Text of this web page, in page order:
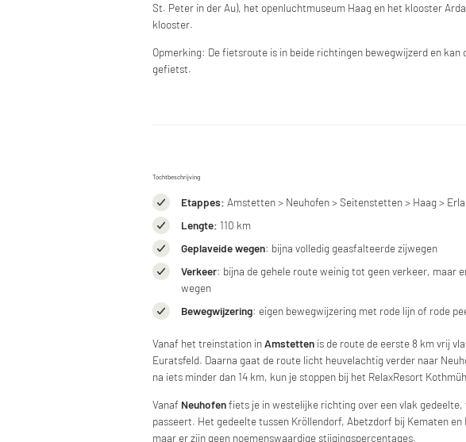
St. Peter in der Au), het openluchtmuseum Haag en het klooster
klooster.
Opmerking: De fietsroute is in beide richtingen bewegwijzerd en
gefietst.
Tochtbeschrijving
Etappes: Amstetten > Neuhofen > Seitenstetten > Haag >
Lengte: 110 km
Geplaveide wegen: bijna volledig geasfalteerde zijwegen
Verkeer: bijna de gehele route weinig tot geen verkeer, maar
wegen
Bewegwijzering: eigen bewegwijzering met rode lijn of rode
Vanaf het treinstation inAmstetten is de route de eerste 8 km vrij
Euratsfeld. Daarna gaat de route licht heuvelachtig verder naar
na iets minder dan 14 km, kun je stoppen bij het RelaxResort
Vanaf Neuhofenfiets je in westelijke richting over een vlak
passeert. Het gedeelte tussen Kröllendorf, Abetzdorf bij Kematen
maar er zijn geen noemenswaardige stijgingspercentages.